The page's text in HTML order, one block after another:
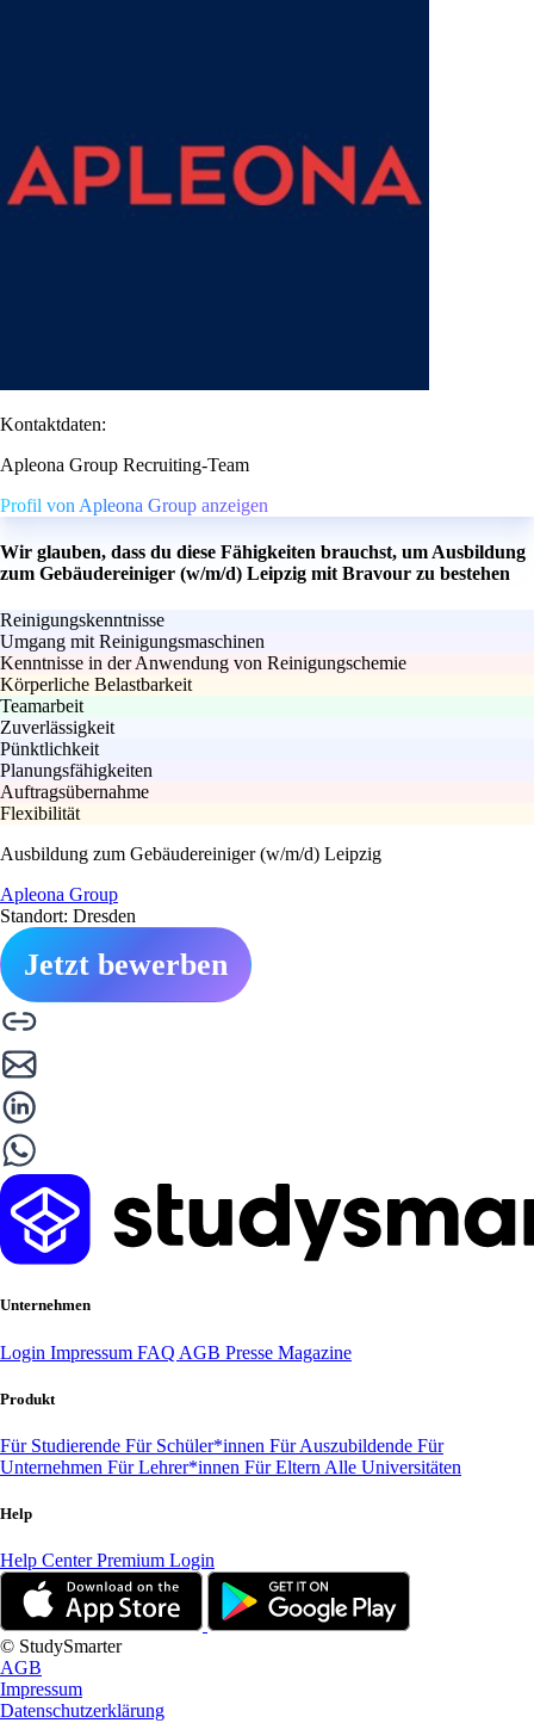
Kontaktdaten:
Apleona Group Recruiting-Team
Profil von Apleona Group anzeigen
Wir glauben, dass du diese Fähigkeiten brauchst, um Ausbildung
zum Gebäudereiniger (w/m/d) Leipzig mit Bravour zu bestehen
Reinigungskenntnisse
Umgang mit Reinigungsmaschinen
Kenntnisse in der Anwendung von Reinigungschemie
Körperliche Belastbarkeit
Teamarbeit
Zuverlässigkeit
Pünktlichkeit
Planungsfähigkeiten
Auftragsübernahme
Flexibilität
Ausbildung zum Gebäudereiniger (w/m/d) Leipzig
Apleona Group
Standort: Dresden
Jetzt bewerben
Unternehmen
Login Impressum FAQ AGB Presse Magazine
Produkt
Für Studierende Für Schüler*innen Für Auszubildende Für
Unternehmen Für Lehrer*innen Für Eltern Alle Universitäten
Help
Help CenterPremium Login
© StudySmarter
AGB
Impressum
Datenschutzerklärung